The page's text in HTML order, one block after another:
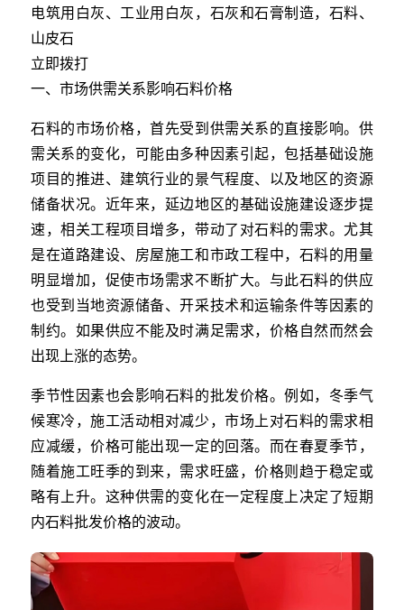
电筑用白灰、工业用白灰，石灰和石膏制造，石料、
山皮石
立即拨打
一、市场供需关系影响石料价格
石料的市场价格，首先受到供需关系的直接影响。供
需关系的变化，可能由多种因素引起，包括基础设施
项目的推进、建筑行业的景气程度、以及地区的资源
储备状况。近年来，延边地区的基础设施建设逐步提
速，相关工程项目增多，带动了对石料的需求。尤其
是在道路建设、房屋施工和市政工程中，石料的用量
明显增加，促使市场需求不断扩大。与此石料的供应
也受到当地资源储备、开采技术和运输条件等因素的
制约。如果供应不能及时满足需求，价格自然而然会
出现上涨的态势。
季节性因素也会影响石料的批发价格。例如，冬季气
候寒冷，施工活动相对减少，市场上对石料的需求相
应减缓，价格可能出现一定的回落。而在春夏季节，
随着施工旺季的到来，需求旺盛，价格则趋于稳定或
略有上升。这种供需的变化在一定程度上决定了短期
内石料批发价格的波动。